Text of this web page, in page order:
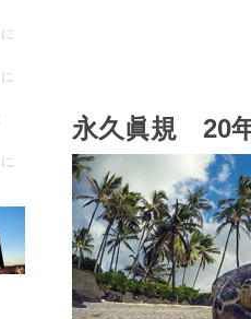
永久眞規 20
に
に
に